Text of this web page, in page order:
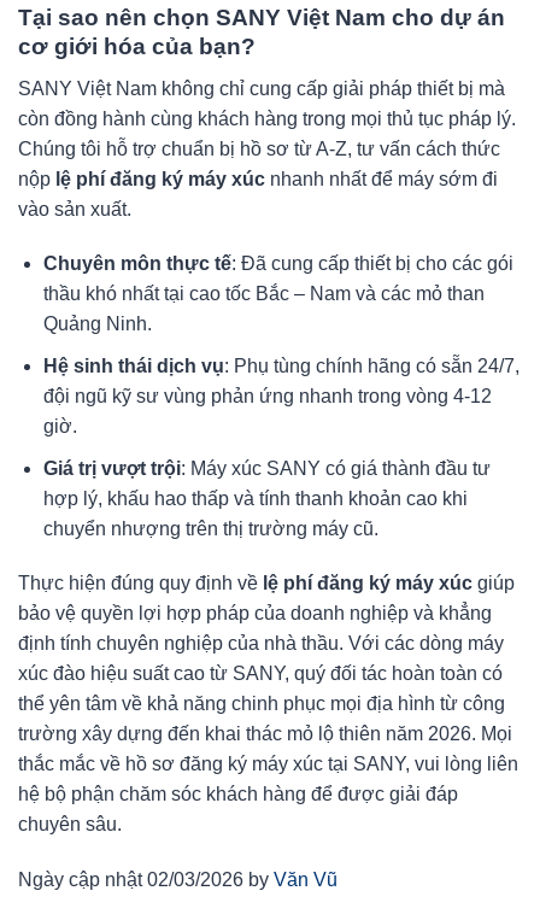
Tại sao nên chọn SANY Việt Nam cho dự án
cơ giới hóa của bạn?
SANY Việt Nam không chỉ cung cấp giải pháp thiết bị mà
còn đồng hành cùng khách hàng trong mọi thủ tục pháp lý.
Chúng tôi hỗ trợ chuẩn bị hồ sơ từ A-Z, tư vấn cách thức
nộp lệ phí đăng ký máy xúc nhanh nhất để máy sớm đi
vào sản xuất.
Chuyên môn thực tế: Đã cung cấp thiết bị cho các gói
thầu khó nhất tại cao tốc Bắc – Nam và các mỏ than
Quảng Ninh.
Hệ sinh thái dịch vụ: Phụ tùng chính hãng có sẵn 24/7,
đội ngũ kỹ sư vùng phản ứng nhanh trong vòng 4-12
giờ.
Giá trị vượt trội: Máy xúc SANY có giá thành đầu tư
hợp lý, khấu hao thấp và tính thanh khoản cao khi
chuyển nhượng trên thị trường máy cũ.
Thực hiện đúng quy định về lệ phí đăng ký máy xúc giúp
bảo vệ quyền lợi hợp pháp của doanh nghiệp và khẳng
định tính chuyên nghiệp của nhà thầu. Với các dòng máy
xúc đào hiệu suất cao từ SANY, quý đối tác hoàn toàn có
thể yên tâm về khả năng chinh phục mọi địa hình từ công
trường xây dựng đến khai thác mỏ lộ thiên năm 2026. Mọi
thắc mắc về hồ sơ đăng ký máy xúc tại SANY, vui lòng liên
hệ bộ phận chăm sóc khách hàng để được giải đáp
chuyên sâu.
Ngày cập nhật 02/03/2026 by Văn Vũ